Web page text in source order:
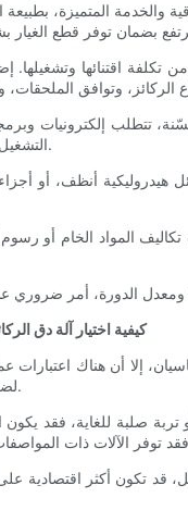
المتميزة، بطبيعة
تكلفة اقتنائها
تتطلب إلكترونيات
التشغيل والسلامة، ولكنها ترفع سعر الشراء الأولي.
هيدروليكية أنظف، أو
تكاليف المواد الخام أو
كيفية اختيار آلة دق
إلا أن هناك
لضمان الحصول على أفضل قيمة مقابل المال.
صلبة للغاية، فقد يكون
قد تكون أكثر اقتصادية على